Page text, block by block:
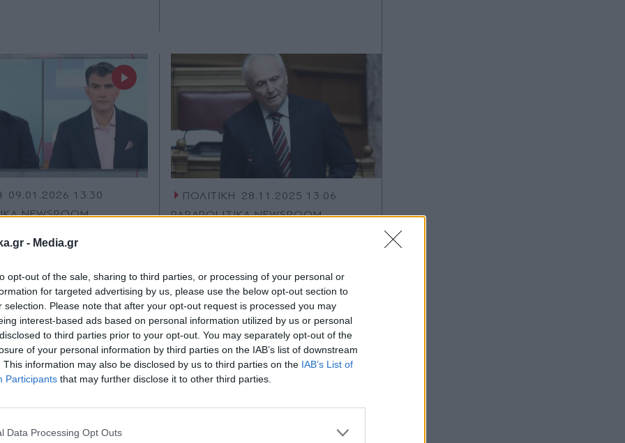
- Media.gr
opt-out of the sale, sharing to third parties, or processing of your personal or
for targeted advertising by us, please use the below opt-out section to
selection. Please note that after your opt-out request is processed you may
interest-based ads based on personal information utilized by us or personal
to third parties prior to your opt-out. You may separately opt-out of the
of your personal information by third parties on the IAB’s list of downstream
This information may also be disclosed by us to third parties on the IAB’s List of
Participants that may further disclose it to other third parties.
Data Processing Opt Outs
09.01.2026 13:30
NEWSROOM
για αγροτικές
διαλόγου και όχι
σύγκρουσης, αλλά
βάλουμε τα όρια"
ΠΟΛΙΤΙΚΗ
28.11.2025 13:06
PARAPOLITIKA NEWSROOM
ΟΠΕΚΕΠΕ - Τι είπε για την
ενίσχυση του Μέτρου 23
newsletter